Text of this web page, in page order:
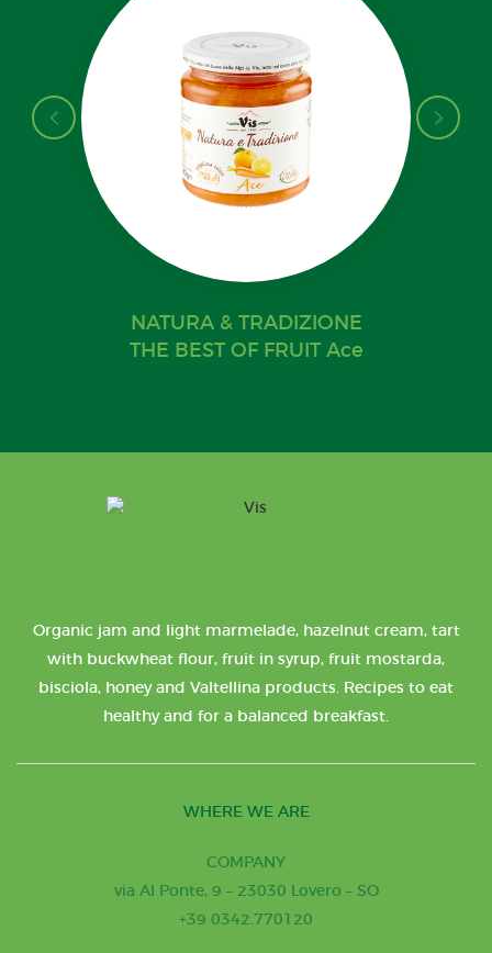
NATURA & TRADIZIONE
THE BEST OF FRUIT Ace
Organic jam and light marmelade, hazelnut cream, tart
with buckwheat flour, fruit in syrup, fruit mostarda,
bisciola, honey and Valtellina products. Recipes to eat
healthy and for a balanced breakfast.
WHERE WE ARE
COMPANY
via Al Ponte, 9 – 23030 Lovero – SO
+39 0342.770120